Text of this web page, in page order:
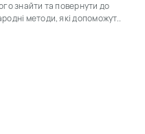
знайти та повернути до
методи, які допоможут..